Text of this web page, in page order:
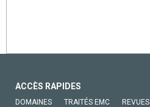
ACCÈS RAPIDES
DOMAINES TRAITÉS EMC REVUES